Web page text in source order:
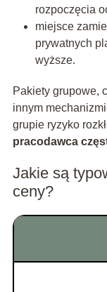
rozpoczęcia
miejsce
prywatnych
wyższe.
Pakiety grupowe,
innym
grupie ryzyko
pracodawca
Jakie są
ceny?